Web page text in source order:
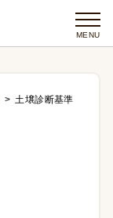
MENU
土壌診断基準